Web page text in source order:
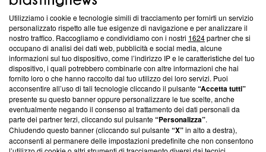
Questa sezione offre informazioni trasparenti su Blasting
News, sui nostri processi editoriali e su come ci impegniamo a
creare news di qualità. Inoltre, afferma la nostra aderenza a
‘Trust Project - News with Integrity’Blasting News non è
ancora membro del programma, ma ha richiesto di farne
parte; Trust Project non ha ancora effettuato una verifica di
conformità agli standard.
Su di noi
Team editoriale
Utilizziamo i cookie e tecnologie simili di tracciamento per fornirti un servizio
personalizzato rispetto alle tue esigenze di navigazione e per analizzare il
nostro traffico. Raccogliamo e condividiamo con i nostri 1624partner che si
occupano di analisi dei dati web, pubblicità e social media, alcune
informazioni sul tuo dispositivo, come l’indirizzo IP e le caratteristiche del tuo
dispositivo, i quali potrebbero combinarle con altre informazioni che hai
fornito loro o che hanno raccolto dal tuo utilizzo dei loro servizi. Puoi
acconsentire all’uso di tali tecnologie cliccando il pulsante“Accetta tutti”
presente su questo banner oppure personalizzare le tue scelte, anche
eventualmente negando il consenso al trattamento dei dati personali da
parte dei partner terzi, cliccando sul pulsante“Personalizza”.
Chiudendo questo banner (cliccando sul pulsante“X”in alto a destra),
acconsenti al permanere delle impostazioni predefinite che non consentono